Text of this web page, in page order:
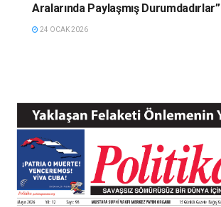
Aralarında Paylaşmış Durumdadırlar”
24 OCAK 2026